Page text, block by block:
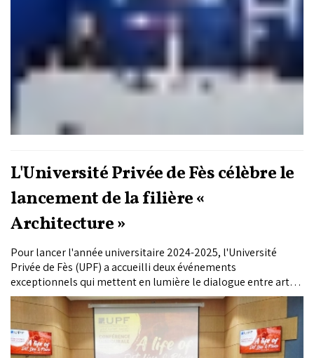
L'Université Privée de Fès célèbre le
lancement de la filière «
Architecture »
Pour lancer l'année universitaire 2024-2025, l'Université
Privée de Fès (UPF) a accueilli deux événements
exceptionnels qui mettent en lumière le dialogue entre art,
architecture et durabilité; Il s'agit d'une conférence
inaugurale, animée par l’architecte singapourien de
renommée mondiale Sun Yu-li, et de la création d'une fresque
murale conçue par ce dernier.